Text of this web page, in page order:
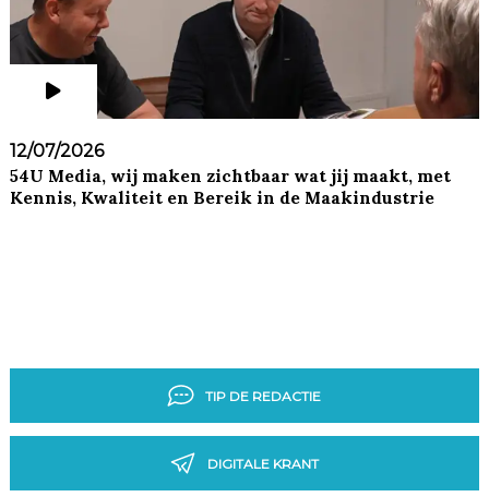
12/07/2026
54U Media, wij maken zichtbaar wat jij maakt, met
Kennis, Kwaliteit en Bereik in de Maakindustrie
TIP DE REDACTIE
DIGITALE KRANT